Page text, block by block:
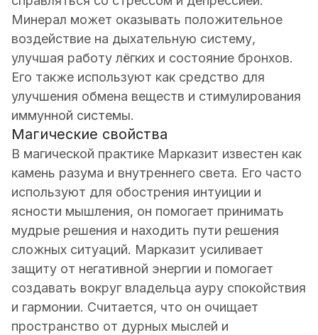
Минерал может оказывать положительное
воздействие на дыхательную систему,
улучшая работу лёгких и состояние бронхов.
Его также используют как средство для
улучшения обмена веществ и стимулирования
иммунной системы.
Магические свойства
В магической практике Марказит известен как
камень разума и внутреннего света. Его часто
используют для обострения интуиции и
ясности мышления, он помогает принимать
мудрые решения и находить пути решения
сложных ситуаций. Марказит усиливает
защиту от негативной энергии и помогает
создавать вокруг владельца ауру спокойствия
и гармонии. Считается, что он очищает
пространство от дурных мыслей и